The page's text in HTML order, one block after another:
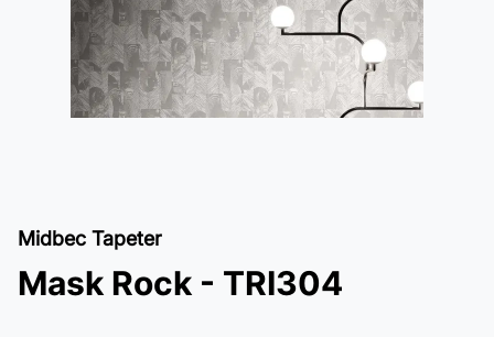
Midbec Tapeter
Mask Rock - TRI304